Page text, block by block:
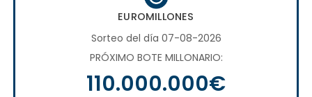
EUROMILLONES
Sorteo del día 07-08-2026
PRÓXIMO BOTE MILLONARIO:
110.000.000€